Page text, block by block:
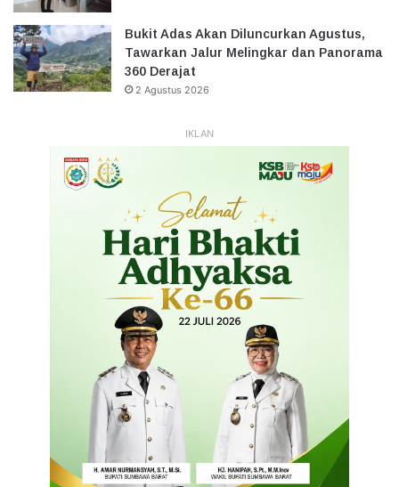
Bukit Adas Akan Diluncurkan Agustus,
Tawarkan Jalur Melingkar dan Panorama
360 Derajat
2 Agustus 2026
IKLAN